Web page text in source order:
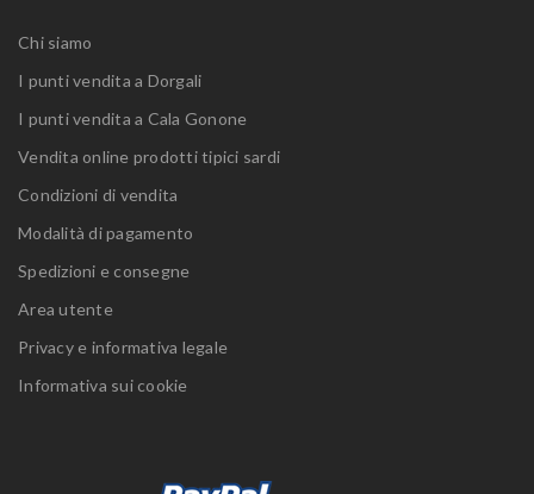
Chi siamo
I punti vendita a Dorgali
I punti vendita a Cala Gonone
Vendita online prodotti tipici sardi
Condizioni di vendita
Modalità di pagamento
Spedizioni e consegne
Area utente
Privacy e informativa legale
Informativa sui cookie